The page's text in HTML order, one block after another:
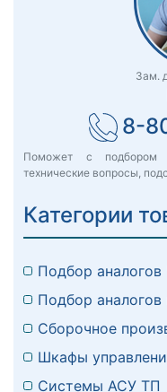
Зам.
8-
Поможет с подбором
технические вопросы,
Категории
Подбор аналогов
Подбор аналогов
Сборочное
Шкафы
Системы АСУ ТП